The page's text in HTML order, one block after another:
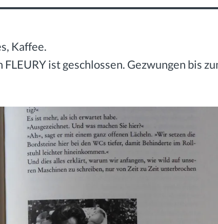
Kaffee.
ist geschlossen. Gezwungen bis